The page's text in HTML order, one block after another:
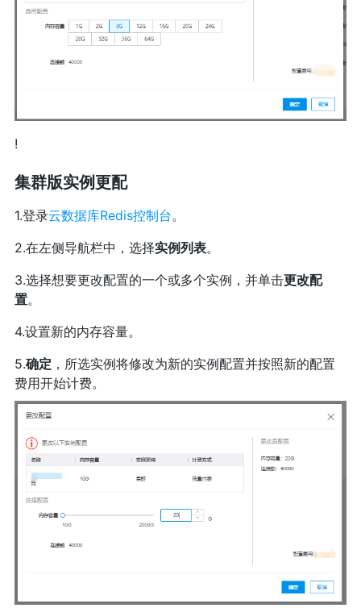
!
集群版实例更配
1.登录云数据库Redis控制台。
2.在左侧导航栏中，选择实例列表。
3.选择想要更改配置的一个或多个实例，并单击更改配
置。
4.设置新的内存容量。
5.确定 ，所选实例将修改为新的实例配置并按照新的配置
费用开始计费。